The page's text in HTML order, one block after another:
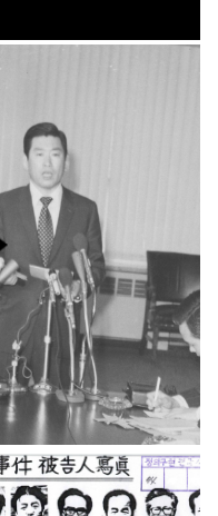
3개를 폐간조치하는 폭
거를 자행한다.그리고 마
침내 11월 27일 국회에
서는 개헌안에 대한 투표
가 진행되었다. 그 결과
재적 203명 중 찬성 13
5표, 반대 60표, 기권 7
표로 1표가 부족하여 부
결되었다. 그러나 이틀
후 자유당 의원들은 의석
203석의 3분의 2는 사
사오입 하면 135석이므
로 개헌안은 통과되었다
고 가결을 선포하는 웃지